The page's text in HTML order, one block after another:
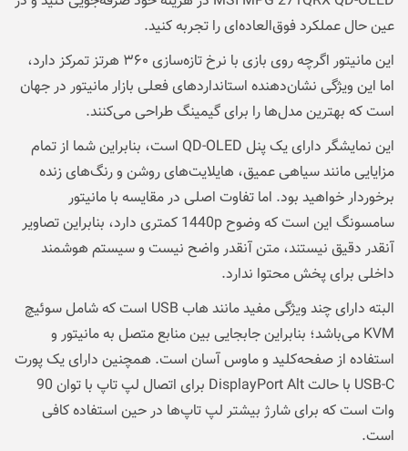
عین حال عملکرد فوق‌العاده‌ای را تجربه کنید.
این مانیتور اگرچه روی بازی با نرخ تازه‌سازی
۳۶۰ هرتز تمرکز دارد،
اما این ویژگی نشان‌دهنده استانداردهای فعلی بازار مانیتور در جهان
است که بهترین مدل‌ها را برای گیمینگ طراحی می‌کنند.
این نمایشگر دارای یک پنل QD-OLED است، بنابراین شما از تمام
مزایایی مانند سیاهی عمیق، هایلایت‌های روشن و رنگ‌های زنده
برخوردار خواهید بود. اما تفاوت اصلی در مقایسه با مانیتور
سامسونگ این است که وضوح 1440p کمتری دارد، بنابراین تصاویر
آنقدر دقیق نیستند، متن آنقدر واضح نیست و سیستم هوشمند
داخلی برای پخش محتوا ندارد.
البته دارای چند ویژگی مفید مانند هاب USB است که شامل سوئیچ
KVM می‌باشد؛ بنابراین جابجایی بین منابع متصل به مانیتور و
استفاده از صفحه‌کلید و ماوس آسان است. همچنین دارای یک پورت
USB-C با حالت DisplayPort Alt برای اتصال لپ تاپ با توان 90
وات است که برای شارژ بیشتر لپ تاپ‌ها در حین استفاده کافی
است.